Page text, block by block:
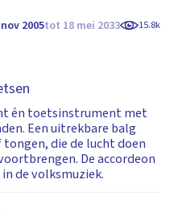
2005tot 18 mei 2033 15.8k
én toetsinstrument met
Een uitrekbare balg
die de lucht doen
De accordeon
de volksmuziek.